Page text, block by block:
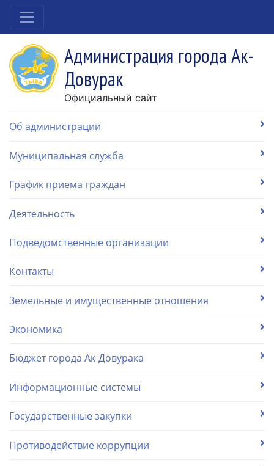
Администрация города Ак-
Довурак
Официальный сайт
Об администрации
Муниципальная служба
График приема граждан
Деятельность
Подведомственные организации
Контакты
Земельные и имущественные отношения
Экономика
Бюджет города Ак-Довурака
Информационные системы
Государственные закупки
Противодействие коррупции